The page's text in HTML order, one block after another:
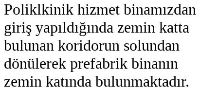
Poliklkinik hizmet binamızdan
giriş yapıldığında zemin katta
bulunan koridorun solundan
dönülerek prefabrik binanın
zemin katında bulunmaktadır.